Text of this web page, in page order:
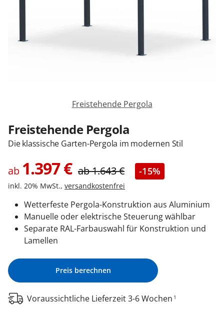
Zäune & Tore
Anmelden / Registrieren
Freistehende Pergola
Freistehende Pergola
Die klassische Garten-Pergola im modernen Stil
ab 1.397€ ab1.643€ -15%
inkl. 20% MwSt., versandkostenfrei
Wetterfeste Pergola-Konstruktion aus Aluminium
Manuelle oder elektrische Steuerung wählbar
Separate RAL-Farbauswahl für Konstruktion und
Lamellen
Preis berechnen
Voraussichtliche Lieferzeit 3-6 Wochen 1